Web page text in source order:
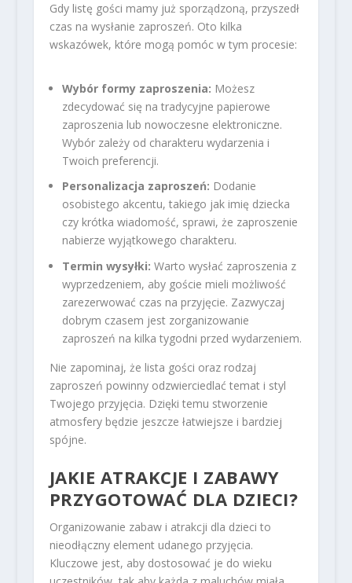
Gdy listę gości mamy już sporządzoną, przyszedł
czas na wysłanie zaproszeń. Oto kilka
wskazówek, które mogą pomóc w tym procesie:
Wybór formy zaproszenia: Możesz
zdecydować się na tradycyjne papierowe
zaproszenia lub nowoczesne elektroniczne.
Wybór zależy od charakteru wydarzenia i
Twoich preferencji.
Personalizacja zaproszeń: Dodanie
osobistego akcentu, takiego jak imię dziecka
czy krótka wiadomość, sprawi, że zaproszenie
nabierze wyjątkowego charakteru.
Termin wysyłki: Warto wysłać zaproszenia z
wyprzedzeniem, aby goście mieli możliwość
zarezerwować czas na przyjęcie. Zazwyczaj
dobrym czasem jest zorganizowanie
zaproszeń na kilka tygodni przed wydarzeniem.
Nie zapominaj, że lista gości oraz rodzaj
zaproszeń powinny odzwierciedlać temat i styl
Twojego przyjęcia. Dzięki temu stworzenie
atmosfery będzie jeszcze łatwiejsze i bardziej
spójne.
JAKIE ATRAKCJE I ZABAWY
PRZYGOTOWAĆ DLA DZIECI?
Organizowanie zabaw i atrakcji dla dzieci to
nieodłączny element udanego przyjęcia.
Kluczowe jest, aby dostosować je do wieku